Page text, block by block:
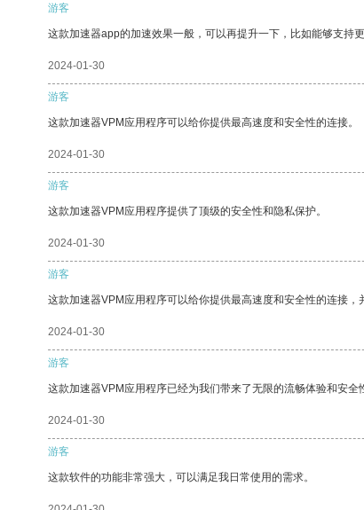
游客
这款加速器app的加速效果一般，可以再提升一下，比如能够支持更
2024-01-30
游客
这款加速器VPM应用程序可以给你提供最高速度和安全性的连接。
2024-01-30
游客
这款加速器VPM应用程序提供了顶级的安全性和隐私保护。
2024-01-30
游客
这款加速器VPM应用程序可以给你提供最高速度和安全性的连接，
2024-01-30
游客
这款加速器VPM应用程序已经为我们带来了无限的流畅体验和安全
2024-01-30
游客
这款软件的功能非常强大，可以满足我日常使用的需求。